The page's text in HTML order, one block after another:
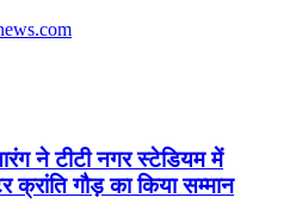
ने टीटी नगर स्टेडियम में
क्रांति गौड़ का किया सम्मान